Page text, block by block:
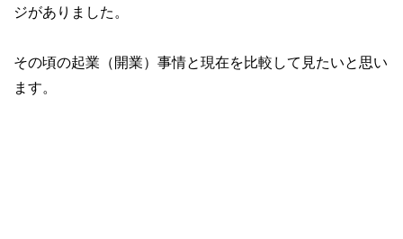
ジがありました。
その頃の起業（開業）事情と現在を比較して見たいと思い
ます。